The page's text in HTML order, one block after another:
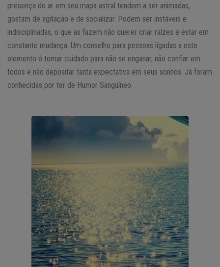
presença do ar em seu mapa astral tendem a ser animadas,
gostam de agitação e de socializar. Podem ser instáveis e
indisciplinadas, o que as fazem não querer criar raízes e estar em
constante mudança. Um conselho para pessoas ligadas a este
elemento é tomar cuidado para não se enganar, não confiar em
todos e não depositar tanta expectativa em seus sonhos. Já foram
conhecidas por ter de Humor Sanguíneo.